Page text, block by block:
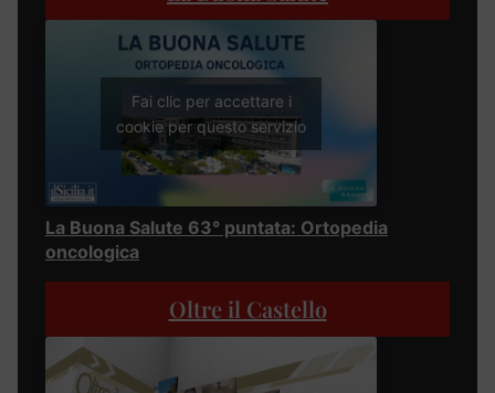
Fai clic per accettare i
cookie per questo servizio
La Buona Salute 63° puntata: Ortopedia
oncologica
Oltre il Castello